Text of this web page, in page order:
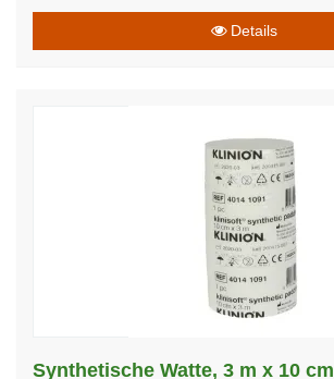
Details
Synthetische Watte, 3 m x 10 cm